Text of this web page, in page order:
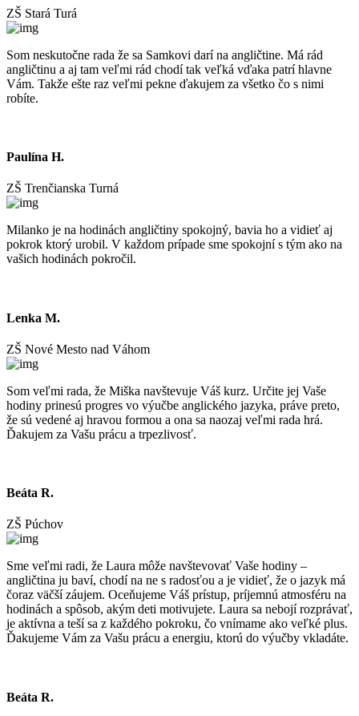
ZŠ Stará Turá
Som neskutočne rada že sa Samkovi darí na angličtine. Má rád
angličtinu a aj tam veľmi rád chodí tak veľká vďaka patrí hlavne
Vám. Takže ešte raz veľmi pekne ďakujem za všetko čo s nimi
robíte.
Paulína H.
ZŠ Trenčianska Turná
Milanko je na hodinách angličtiny spokojný, bavia ho a vidieť aj
pokrok ktorý urobil. V každom prípade sme spokojní s tým ako na
vašich hodinách pokročil.
Lenka M.
ZŠ Nové Mesto nad Váhom
Som veľmi rada, že Miška navštevuje Váš kurz. Určite jej Vaše
hodiny prinesú progres vo výučbe anglického jazyka, práve preto,
že sú vedené aj hravou formou a ona sa naozaj veľmi rada hrá.
Ďakujem za Vašu prácu a trpezlivosť.
Beáta R.
ZŠ Púchov
Sme veľmi radi, že Laura môže navštevovať Vaše hodiny –
angličtina ju baví, chodí na ne s radosťou a je vidieť, že o jazyk má
čoraz väčší záujem. Oceňujeme Váš prístup, príjemnú atmosféru na
hodinách a spôsob, akým deti motivujete. Laura sa nebojí rozprávať,
je aktívna a teší sa z každého pokroku, čo vnímame ako veľké plus.
Ďakujeme Vám za Vašu prácu a energiu, ktorú do výučby vkladáte.
Beáta R.